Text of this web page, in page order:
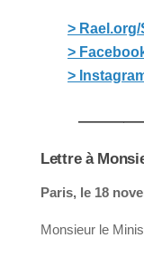
>
>
>
Lettre à
Paris, le 18
Monsieur le